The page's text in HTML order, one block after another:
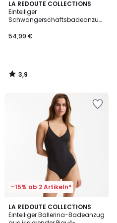
LA REDOUTE COLLECTIONS
Einteiliger
Schwangerschaftsbadeanzug,
54,99 €
3,9
/ 5
3,9
/
–15% ab 2 Artikeln*
LA REDOUTE COLLECTIONS
Einteiliger Ballerina-Badeanzug
4,8
/ 5
2
Farben